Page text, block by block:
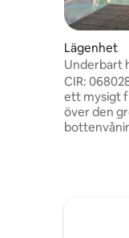
Lägenhet
Underbart
havet
CIR:
ett mysigt
över den
villa, i ett
från den
alla